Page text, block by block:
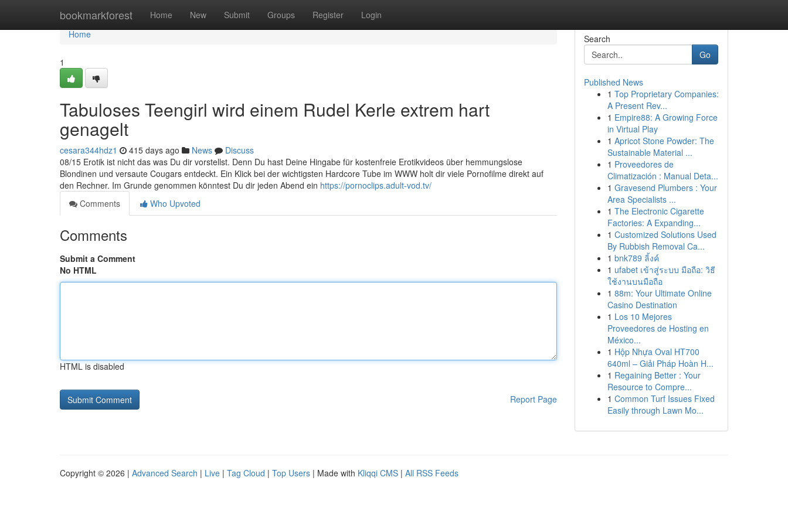
bookmarkforest Home New Submit Groups Register Login
Home
Home
1
Tabuloses Teengirl wird einem Rudel Kerle extrem hart
genagelt
cesara344hdz1 415 days ago News
Discuss
08/15 Erotik ist nicht das was Du dir vorstellst. Denn Du hast Deine Hingabe für kostenfreie Erotikvideos über hemmungslose
Blondinen und versaute Cougars entdeckt. Ein Klick bei der wichtigsten Hardcore Tube im WWW holt dir viele Pornofilme direkt auf
den Rechner. Im Grunde genommen könntest Du dir jeden Abend ein https://pornoclips.adult-vod.tv/
Comments
Who Upvoted
Comments
Submit a Comment
No HTML
HTML is disabled
Report Page
Search
Go
Published News
1 Top Proprietary Companies:
A Present Rev...
1 Empire88: A Growing Force
in Virtual Play
1 Apricot Stone Powder: The
Sustainable Material ...
1 Proveedores de
Climatización : Manual Deta...
1 Gravesend Plumbers : Your
Area Specialists ...
1 The Electronic Cigarette
Factories: A Expanding...
1 Customized Solutions Used
By Rubbish Removal Ca...
1 bnk789 ลิ้งค์
1 ufabet เข้าสู่ระบบ มือถือ: วิธี
ใช้งานบนมือถือ
1 88m: Your Ultimate Online
Casino Destination
1 Los 10 Mejores
Proveedores de Hosting en
México...
1 Hộp Nhựa Oval HT700
640ml – Giải Pháp Hoàn H...
1 Regaining Better : Your
Resource to Compre...
1 Common Turf Issues Fixed
Easily through Lawn Mo...
Copyright © 2026 | Advanced Search | Live | Tag Cloud | Top Users | Made with Kliqqi CMS | All RSS Feeds